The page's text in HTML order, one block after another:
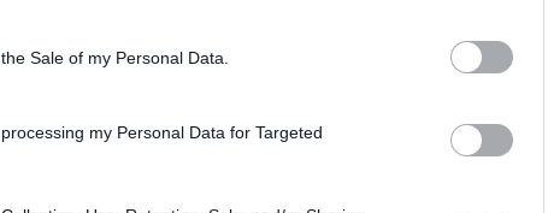
Sale of my Personal Data.
my Personal Data for Targeted